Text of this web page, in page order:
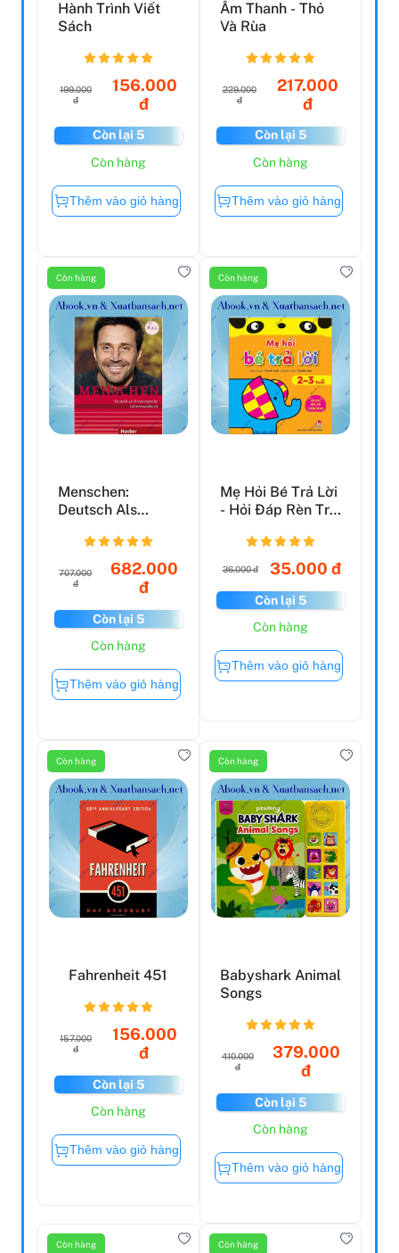
Hành Trình Viết
Sách
199.000
đ
156.000
đ
Còn lại 5
Còn hàng
Thêm vào giỏ hàng
Âm Thanh - Thỏ
Và Rùa
229.000
đ
217.000
đ
Còn lại 5
Còn hàng
Thêm vào giỏ hàng
Còn hàng
Menschen:
Deutsch Als
Lehrerhandbuc...
707.000
đ
682.000
đ
Còn lại 5
Còn hàng
Thêm vào giỏ hàng
Còn hàng
Mẹ Hỏi Bé Trả Lời
- Hỏi Đáp Rèn Trí
36.000 đ 35.000 đ
Còn lại 5
Còn hàng
Thêm vào giỏ hàng
Còn hàng
Fahrenheit 451
157.000
đ
156.000
đ
Còn lại 5
Còn hàng
Thêm vào giỏ hàng
Còn hàng
Babyshark Animal
Songs
410.000
đ
379.000
đ
Còn lại 5
Còn hàng
Thêm vào giỏ hàng
Còn hàng Còn hàng